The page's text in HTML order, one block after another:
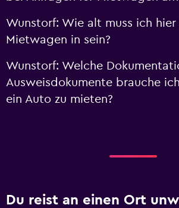
Wunstorf: Wie alt muss ich hier
Mietwagen in sein?
Wunstorf: Welche
Ausweisdokumente brauche
ein Auto zu mieten?
Du reist an einen Ort